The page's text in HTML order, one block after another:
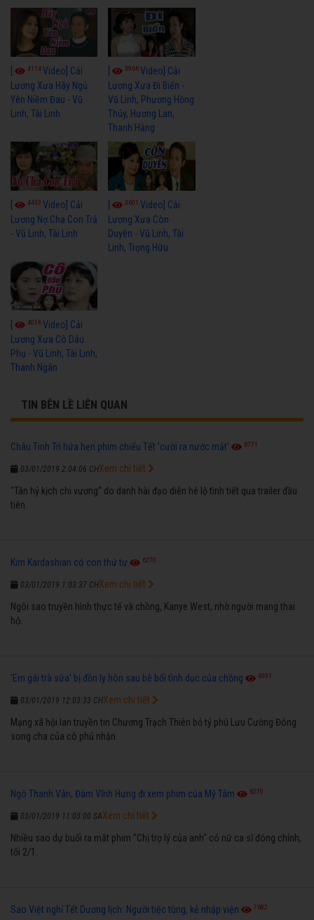
4114Video] Cải
Lương Xưa Hãy Ngủ
Yên Niềm Đau - Vũ
Linh, Tài Linh
3966Video] Cải
Lương Xưa Đi Biển -
Vũ Linh, Phương Hồng
Thủy, Hương Lan,
Thanh Hằng
4433 Video] Cải
Lương Nợ Cha Con Trả
- Vũ Linh, Tài Linh
3601Video] Cải
Lương Xưa Còn
Duyên - Vũ Linh, Tài
Linh, Trọng Hữu
[ 4016Video] Cải
Lương Xưa Cô Dâu
Phụ - Vũ Linh, Tài Linh,
Thanh Ngân
TIN BÊN LỀ LIÊN QUAN
Châu Tinh Trì hứa hẹn phim chiếu Tết 'cười ra nước mắt' 6771
03/01/2019 2:04:06 CH
"Tân hỷ kịch chi vương" do danh hài đạo diễn hé lộ tình tiết qua trailer đầu
tiên.
Xem chi tiết
Kim Kardashian có con thứ tư 6270
03/01/2019 1:03:37 CH
Ngôi sao truyền hình thực tế và chồng, Kanye West, nhờ người mang thai
hộ.
Xem chi tiết
'Em gái trà sữa' bị đồn ly hôn sau bê bối tình dục của chồng 6591
03/01/2019 12:03:33 CH
Mạng xã hội lan truyền tin Chương Trạch Thiên bỏ tỷ phú Lưu Cường Đông
song cha của cô phủ nhận.
Xem chi tiết
Ngô Thanh Vân, Đàm Vĩnh Hưng đi xem phim của Mỹ Tâm 6270
03/01/2019 11:03:00 SA
Nhiều sao dự buổi ra mắt phim "Chị trợ lý của anh" có nữ ca sĩ đóng chính,
tối 2/1.
Xem chi tiết
Sao Việt nghỉ Tết Dương lịch: Người tiệc tùng, kẻ nhập viện 7682